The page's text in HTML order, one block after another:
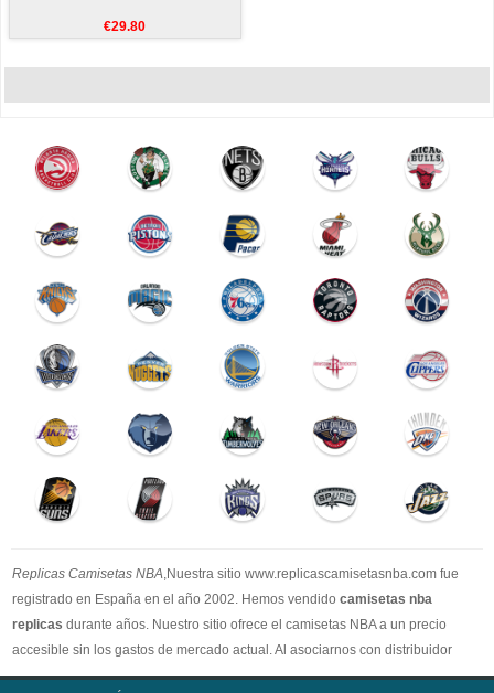
€29.80
Replicas Camisetas NBA,Nuestra sitio www.replicascamisetasnba.com fue
registrado en España en el año 2002. Hemos vendido camisetas nba
replicas durante años. Nuestro sitio ofrece el camisetas NBA a un precio
accesible sin los gastos de mercado actual. Al asociarnos con distribuidor
oficial de camisetas NBA, garantizamos que todos nuestros artículos son